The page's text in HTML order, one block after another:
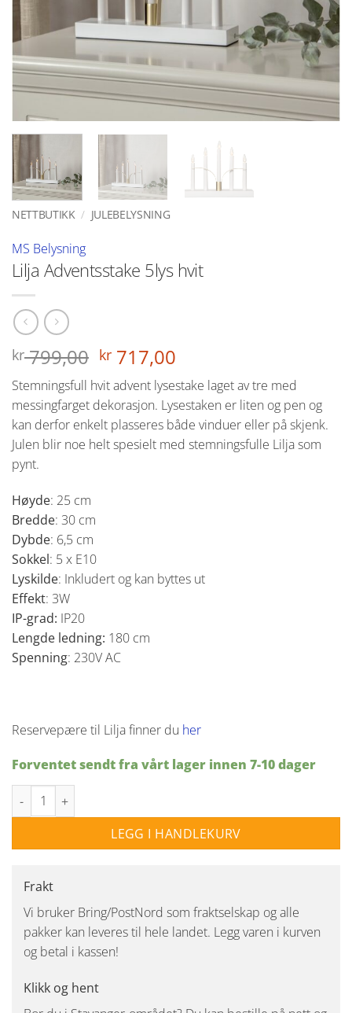
NETTBUTIKK / JULEBELYSNING
MS Belysning
Lilja Adventsstake 5lys hvit
kr799,00 Opprinnelig
pris
var:
kr 799,00.
kr 717,00
pris
er:
kr 717,00.
Stemningsfull hvit advent lysestake laget av tre med
messingfarget dekorasjon. Lysestaken er liten og pen og
kan derfor enkelt plasseres både vinduer eller på skjenk.
Julen blir noe helt spesielt med stemningsfulle Lilja som
pynt.
Høyde: 25 cm
Bredde: 30 cm
Dybde: 6,5 cm
Sokkel: 5 x E10
Lyskilde: Inkludert og kan byttes ut
Effekt: 3W
IP-grad: IP20
Lengde ledning: 180 cm
Spenning: 230V AC
Reservepære til Lilja finner du her
Forventet sendt fra vårt lager innen 7-10 dager
Lilja Adventsstake 5lys hvit antall
LEGG I HANDLEKURV
Frakt
Vi bruker Bring/PostNord som fraktselskap og alle
pakker kan leveres til hele landet. Legg varen i kurven
og betal i kassen!
Klikk og hent